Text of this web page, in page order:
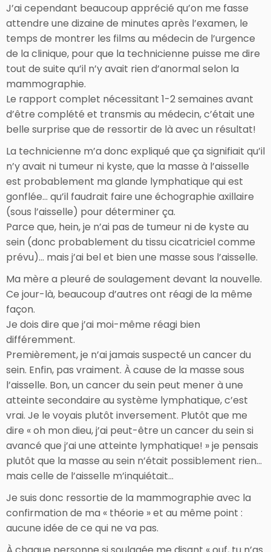
J’ai cependant beaucoup apprécié qu’on me fasse
attendre une dizaine de minutes après l’examen, le
temps de montrer les films au médecin de l’urgence
de la clinique, pour que la technicienne puisse me dire
tout de suite qu’il n’y avait rien d’anormal selon la
mammographie.
Le rapport complet nécessitant 1-2 semaines avant
d’être complété et transmis au médecin, c’était une
belle surprise que de ressortir de là avec un résultat!
La technicienne m’a donc expliqué que ça signifiait qu’il
n’y avait ni tumeur ni kyste, que la masse à l’aisselle
est probablement ma glande lymphatique qui est
gonflée… qu’il faudrait faire une échographie axillaire
(sous l’aisselle) pour déterminer ça.
Parce que, hein, je n’ai pas de tumeur ni de kyste au
sein (donc probablement du tissu cicatriciel comme
prévu)… mais j’ai bel et bien une masse sous l’aisselle.
Ma mère a pleuré de soulagement devant la nouvelle.
Ce jour-là, beaucoup d’autres ont réagi de la même
façon.
Je dois dire que j’ai moi-même réagi bien
différemment.
Premièrement, je n’ai jamais suspecté un cancer du
sein. Enfin, pas vraiment. À cause de la masse sous
l’aisselle. Bon, un cancer du sein peut mener à une
atteinte secondaire au système lymphatique, c’est
vrai. Je le voyais plutôt inversement. Plutôt que me
dire « oh mon dieu, j’ai peut-être un cancer du sein si
avancé que j’ai une atteinte lymphatique! » je pensais
plutôt que la masse au sein n’était possiblement rien…
mais celle de l’aisselle m’inquiétait…
Je suis donc ressortie de la mammographie avec la
confirmation de ma « théorie » et au même point :
aucune idée de ce qui ne va pas.